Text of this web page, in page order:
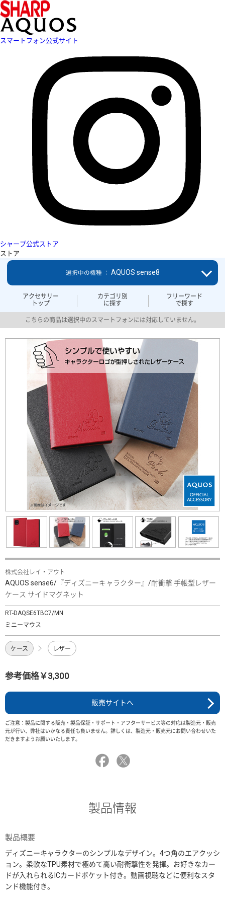
スマートフォン公式サイト
シャープ公式ストア
ストア
アクセサリー
トップ
カテゴリ別
に探す
フリーワード
で探す
選択中の機種 ： AQUOS sense8
こちらの商品は選択中のスマートフォンには対応していません。
株式会社レイ・アウト
AQUOS sense6/『ディズニーキャラクター』/耐衝撃 手帳型レザー
ケース サイドマグネット
RT-DAQSE6TBC7/MN
ミニーマウス
ケース レザー
参考価格￥3,300
販売サイトへ
ご注意：製品に関する販売・製品保証・サポート・アフターサービス等の対応は製造元・販売
元が行い、弊社はいかなる責任も負いません。詳しくは、製造元・販売元にお問い合わせいた
だきますようお願いいたします。
製品情報
製品概要
ディズニーキャラクターのシンプルなデザイン。4つ角のエアクッシ
ョン。柔軟なTPU素材で極めて高い耐衝撃性を発揮。お好きなカー
ドが入れられるICカードポケット付き。動画視聴などに便利なスタ
ンド機能付き。